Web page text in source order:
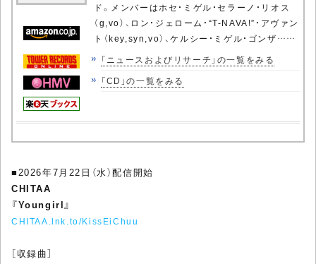
ド。メンバーはホセ・ミゲル・セラーノ・リオス
（g,vo）、ロン・ジェローム・“T-NAVA!”・アヴァン
ト（key,syn,vo）、ケルシー・ミゲル・ゴンザ……
「ニュースおよびリサーチ」の一覧をみる
「CD」の一覧をみる
■2026年7月22日（水）配信開始
CHITAA
『Youngirl』
CHITAA.lnk.to/KissEiChuu
［収録曲］